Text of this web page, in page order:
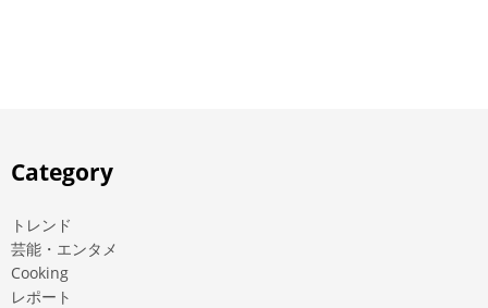
Category
トレンド
芸能・エンタメ
Cooking
レポート